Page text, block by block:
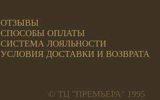
ОТЗЫВЫ
СПОСОБЫ ОПЛАТЫ
СИСТЕМА ЛОЯЛЬНОСТИ
УСЛОВИЯ ДОСТАВКИ И ВОЗВРАТА
© ТЦ "ПРЕМЬЕРА" 1995